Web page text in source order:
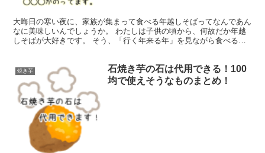
大晦日の寒い夜に、家族が集まって食べる年越しそばってなんであん
なに美味しいんでしょうか。 わたしは子供の頃から、何故だか年越
しそばが大好きです。 そう、「行く年来る年」を見ながら食べるあ
焼き芋
石焼き芋の石は代用できる！100
均で使えそうなものまとめ！